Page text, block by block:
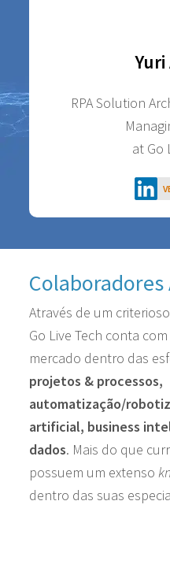
RPA Solution
at Go
Colaboradores
Através de um
Go Live Tech conta
mercado dentro das
projetos & processos,
automatização/
artificial, business
dados. Mais do que
possuem um extenso
dentro das suas